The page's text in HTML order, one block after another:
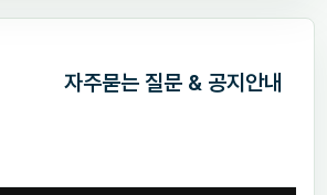
자주묻는 질문 & 공지안내